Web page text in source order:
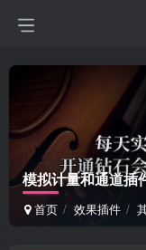
模拟计量和通道
首页 效果插件